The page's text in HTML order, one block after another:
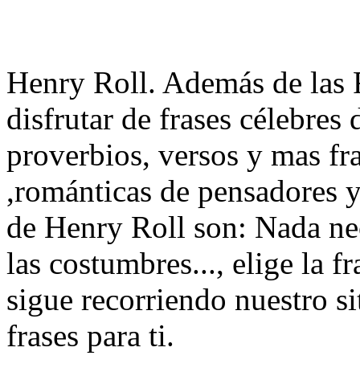
Henry Roll. Además de las
disfrutar de frases célebres
proverbios, versos y mas
,románticas de pensadores
de Henry Roll son: Nada
las costumbres..., elige la
sigue recorriendo nuestro
frases para ti.